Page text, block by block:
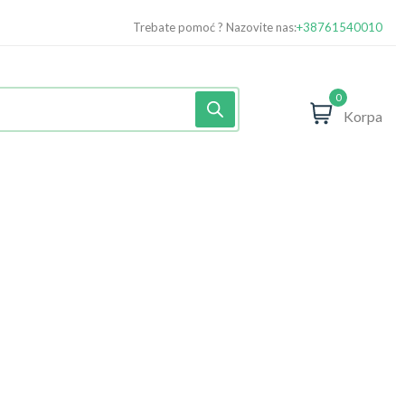
Trebate pomoć ? Nazovite nas:+38761540010
0
Korpa